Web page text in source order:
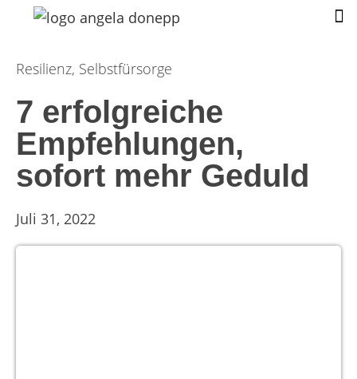
Inhalt
Resilienz, Selbstfürsorge
7 erfolgreiche
Empfehlungen,
sofort mehr Geduld
Juli 31, 2022